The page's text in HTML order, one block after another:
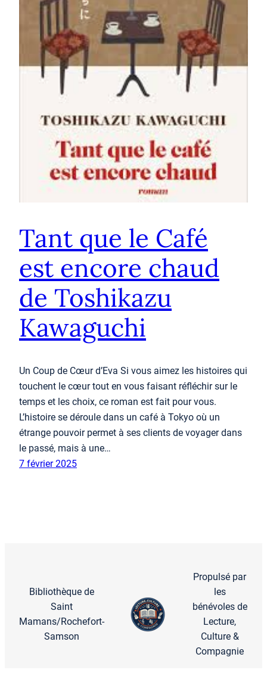
Tant que le Café
est encore chaud
de Toshikazu
Kawaguchi
Un Coup de Cœur d’Eva Si vous aimez les histoires qui
touchent le cœur tout en vous faisant réfléchir sur le
temps et les choix, ce roman est fait pour vous.
L’histoire se déroule dans un café à Tokyo où un
étrange pouvoir permet à ses clients de voyager dans
le passé, mais à une…
7 février 2025
Bibliothèque de
Saint
Mamans/Rochefort-
Samson
Propulsé par
les
bénévoles de
Lecture,
Culture &
Compagnie